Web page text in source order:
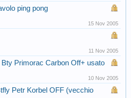
ping pong
15 Nov 2005
11 Nov 2005
Primorac Carbon Off+ usato
10 Nov 2005
Petr Korbel OFF (vecchio